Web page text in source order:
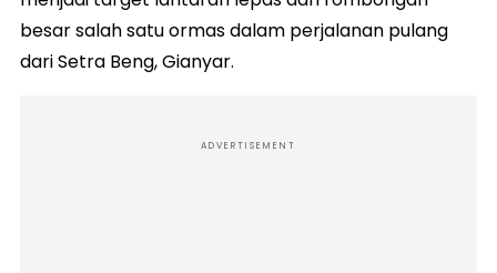
besar salah satu ormas dalam perjalanan pulang
dari Setra Beng, Gianyar.
ADVERTISEMENT